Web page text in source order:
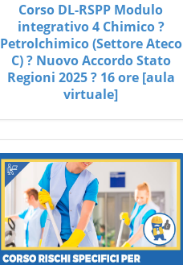
Corso DL-RSPP Modulo
integrativo 4 Chimico ?
Petrolchimico (Settore Ateco
C) ? Nuovo Accordo Stato
Regioni 2025 ? 16 ore [aula
virtuale]